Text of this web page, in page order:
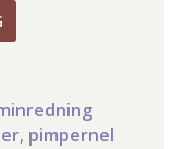
, pimpernel